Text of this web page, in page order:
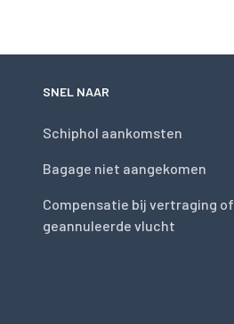
SNEL NAAR
Schiphol aankomsten
Bagage niet aangekomen
Compensatie bij vertraging of
geannuleerde vlucht